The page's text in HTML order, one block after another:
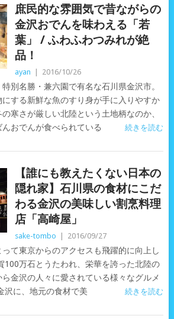
庶民的な雰囲気で昔ながらの
金沢おでんを味わえる「若
葉」 / ふわふわつみれが絶
品！
ayan 2016/10/26
別名勝・兼六園で有名な石川県金沢市。
する新鮮な魚のすり身が手に入りやすか
寒さが厳しい北陸という土地柄なのか、
おでんが食べられている
続きを読む
【誰にも教えたくない日本の
隠れ家】石川県の食材にこだ
わる金沢の美味しい割烹料理
店「高崎屋」
sake-tombo 2016/09/27
て東京からのアクセスも飛躍的に向上し
100万石とうたわれ、栄華を誇った北陸の
金沢の人々に愛されている様々なグルメ
沢に、地元の食材で美
続きを読む